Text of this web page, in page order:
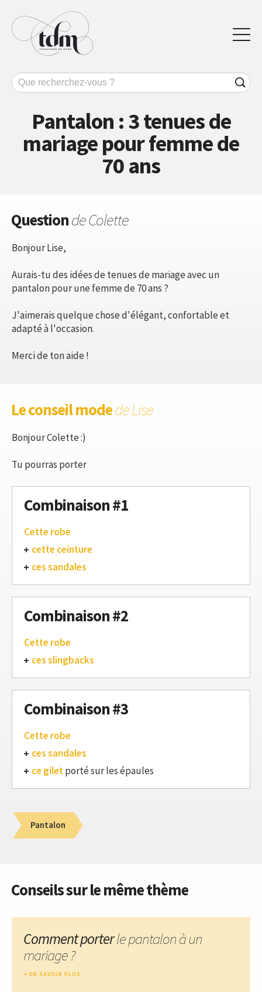
Pantalon : 3 tenues de
mariage pour femme de
70 ans
Questionde Colette
Bonjour Lise,
Aurais-tu des idées de tenues de mariage avec un
pantalon pour une femme de 70 ans ?
J'aimerais quelque chose d'élégant, confortable et
adapté à l'occasion.
Merci de ton aide !
Le conseil modede Lise
Bonjour Colette :)
Tu pourras porter
Combinaison #1
Cette robe
cette ceinture
ces sandales
Combinaison #2
Cette robe
ces slingbacks
Combinaison #3
Cette robe
ces sandales
ce giletporté sur les épaules
Pantalon
Conseils sur le même thème
Comment porterle pantalon à un
mariage ?
EN SAVOIR PLUS